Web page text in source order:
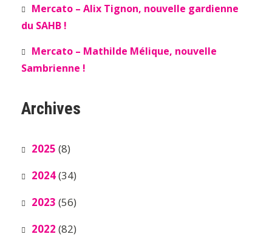
Mercato – Alix Tignon, nouvelle gardienne
du SAHB !
Mercato – Mathilde Mélique, nouvelle
Sambrienne !
Archives
2025 (8)
2024(34)
2023 (56)
2022 (82)